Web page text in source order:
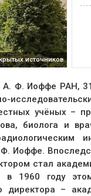
источников
Ф. Иоффе РАН,
учёных –
биолога и
Иоффе.
стал
году
директора –